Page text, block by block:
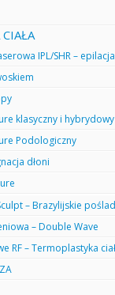
CIAŁA
IPL/SHR – epilacja
klasyczny i hybrydowy
Podologiczny
dłoni
– Brazylijskie
– Double Wave
RF – Termoplastyka